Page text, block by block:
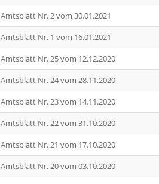
Amtsblatt Nr. 2 vom 30.01.2021
Amtsblatt Nr. 1 vom 16.01.2021
Amtsblatt Nr. 25 vom 12.12.2020
Amtsblatt Nr. 24 vom 28.11.2020
Amtsblatt Nr. 23 vom 14.11.2020
Amtsblatt Nr. 22 vom 31.10.2020
Amtsblatt Nr. 21 vom 17.10.2020
Amtsblatt Nr. 20 vom 03.10.2020